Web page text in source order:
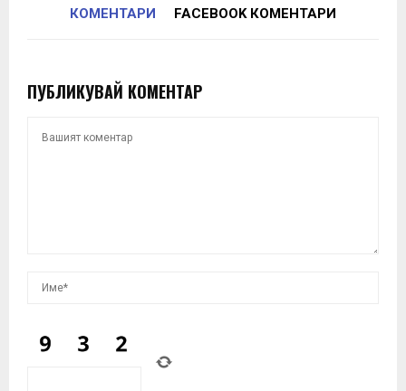
КОМЕНТАРИ FACEBOOK КОМЕНТАРИ
ПУБЛИКУВАЙ КОМЕНТАР